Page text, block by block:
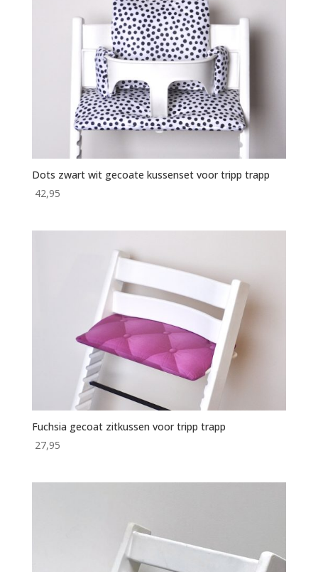
Dots zwart wit gecoate kussenset voor tripp trapp
42,95
Fuchsia gecoat zitkussen voor tripp trapp
27,95